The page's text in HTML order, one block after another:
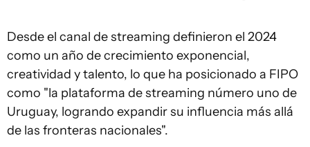
Desde el canal de streaming definieron el 2024
como un año de crecimiento exponencial,
creatividad y talento, lo que ha posicionado a FIPO
como "la plataforma de streaming número uno de
Uruguay, logrando expandir su influencia más allá
de las fronteras nacionales".